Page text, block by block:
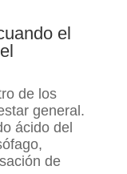
el
de los
general.
ácido del
de